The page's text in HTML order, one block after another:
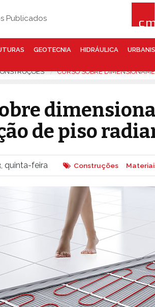
Publicados
GEOTECNIA HIDRÁULICA
CURSO SOBRE
de piso
quinta-feira Construções